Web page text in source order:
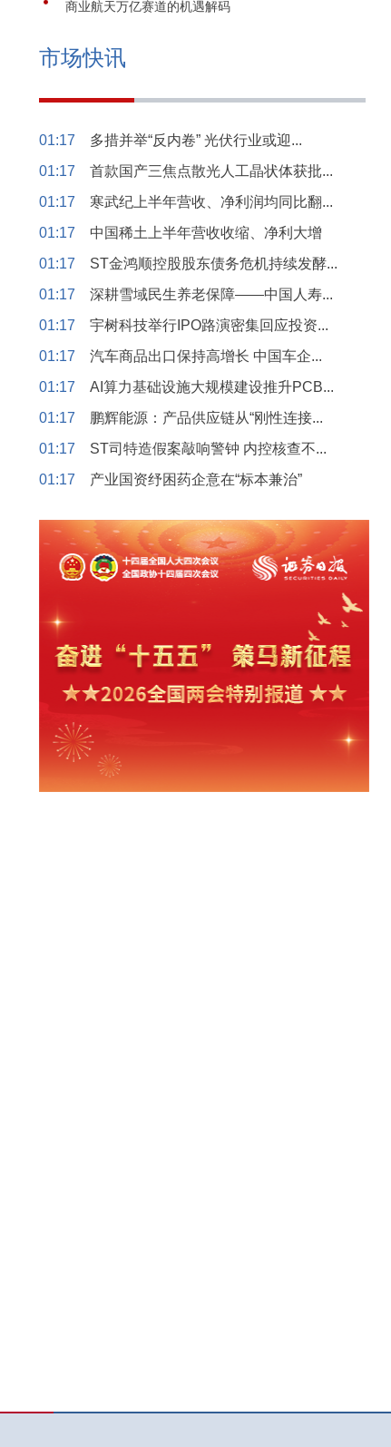
商业航天万亿赛道的机遇解码
市场快讯
01:17
多措并举“反内卷” 光伏行业或迎...
01:17
首款国产三焦点散光人工晶状体获批...
01:17
寒武纪上半年营收、净利润均同比翻...
01:17
中国稀土上半年营收收缩、净利大增
01:17
ST金鸿顺控股股东债务危机持续发酵...
01:17
深耕雪域民生养老保障——中国人寿...
01:17
宇树科技举行IPO路演密集回应投资...
01:17
汽车商品出口保持高增长 中国车企...
01:17
AI算力基础设施大规模建设推升PCB...
01:17
鹏辉能源：产品供应链从“刚性连接...
01:17
ST司特造假案敲响警钟 内控核查不...
01:17
产业国资纾困药企意在“标本兼治”